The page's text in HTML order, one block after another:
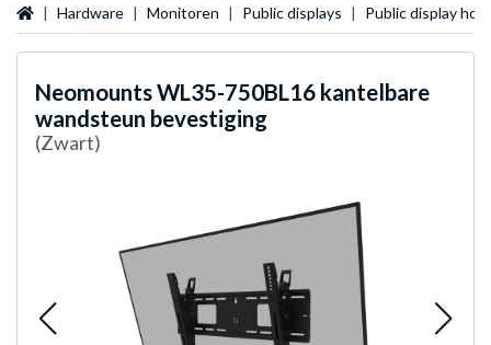
Startpagina
Hardware Monitoren Public displays Public display
NeomountsWL35-750BL16 kantelbare
wandsteun bevestiging
(Zwart)